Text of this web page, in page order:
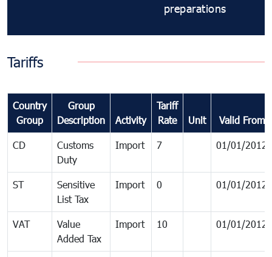
preparations
Tariffs
Country
Group
Group
Description
Activity
Tariff
Rate
Unit Valid From
CD
Customs
Duty
Import 7 01/01/2012
ST
Sensitive
List Tax
Import 0 01/01/2012
VAT
Value
Added Tax
Import 10 01/01/2012